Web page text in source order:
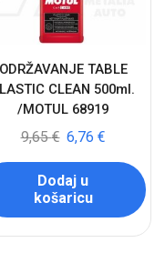
ODRŽAVANJE TABLE
CLEAN 500ml.
/MOTUL 68919
9,65€ 6,76 €
Dodaj u
košaricu